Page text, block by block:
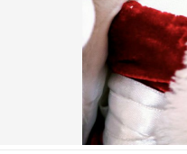
Смотреть Группы
Мои группы